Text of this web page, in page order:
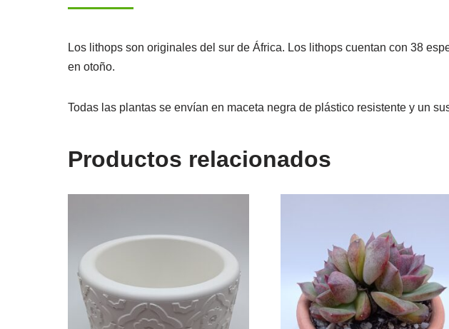
Los lithops son originales del sur de África. Los lithops cuentan con 38
en otoño.
Todas las plantas se envían en maceta negra de plástico resistente y un
Productos relacionados